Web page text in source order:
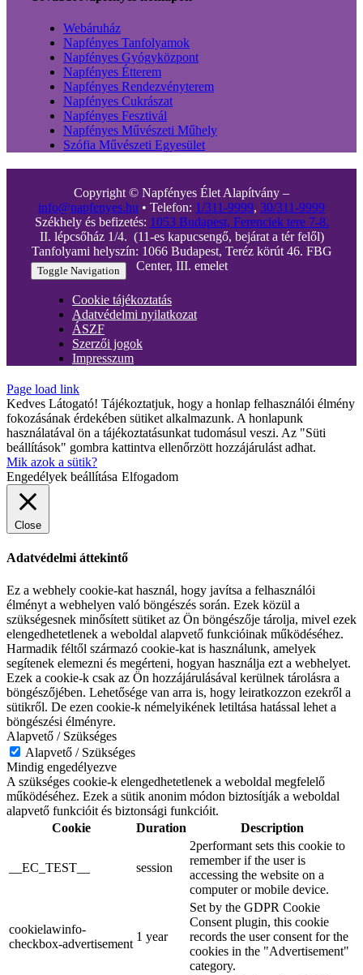
Webáruház
Napfényes Tanfolyamok
Napfényes Gyógyközpont
Napfényes Étterem
Napfényes Rendezvényterem
Napfényes Cukrászat
Napfényes Fesztivál
Napfényes Művészeti Műhely
Szófia Művészeti Egyesület
Copyright © Napfényes Élet Alapítvány –
info@napfenyes.hu • Telefon: 1/311-9999, 30/311-9999
Székhely és befizetés: 1053 Budapest, Ferenciek tere 7-8.
II. lépcsőház 1/4. (11-es kapucsengő, bejárat a tér felől)
Tanfolyami helyszín: 1066 Budapest, Teréz körút 46. FBG
Center, III. emelet
Toggle Navigation
Cookie tájékoztatás
Adatvédelmi nyilatkozat
ÁSZF
Szerzői jogok
Impresszum
Page load link
Kedves Látogató! Tájékoztatjuk, hogy a honlap felhasználói élmény
fokozásának érdekében sütiket alkalmazunk. A honlapunk
használatával ön a tájékoztatásunkat tudomásul veszi. Az "Süti
beállítások" gombra kattintva ellenőrzött hozzájárulást adhat.
Mik azok a sütik?
Engedélyek beállítása Elfogadom
Close
Adatvédelmi áttekintő
Ez a webhely cookie-kat használ, hogy javítsa a felhasználói
élményt a webhelyen való böngészés során. Ezek közül a
szükségesnek minősített sütiket az Ön böngészője tárolja, mivel ezek
elengedhetetlenek a weboldal alapvető funkcióinak működéséhez.
Harmadik féltől származó cookie-kat is használunk, amelyek
segítenek elemezni és megérteni, hogyan használja ezt a webhelyet.
Ezek a cookie-k csak az Ön hozzájárulásával kerülnek tárolásra a
böngészőjében. Lehetősége van arra is, hogy leiratkozzon ezekről a
sütikről. De ezen cookie-k némelyikének letiltása hatással lehet a
böngészési élményre.
Alapvető / Szükséges
Alapvető / Szükséges
Mindig engedélyezve
A szükséges cookie-k elengedhetetlenek a weboldal megfelelő
működéséhez. Ezek a sütik anonim módon biztosítják a weboldal
alapvető funkcióit és biztonsági funkcióit.
Cookie
Duration Description
__EC_TEST__ session
2performant sets this cookie to
remember if the user is
accessing the website on a
computer or mobile device.
cookielawinfo-
checkbox-advertisement
1 year
Set by the GDPR Cookie
Consent plugin, this cookie
records the user consent for the
cookies in the "Advertisement"
category.